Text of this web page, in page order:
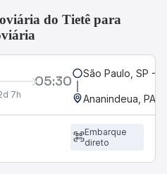
do Tietê para
05:30
7h
São Paulo, SP -
Ananindeua, PA -
Embarque
direto